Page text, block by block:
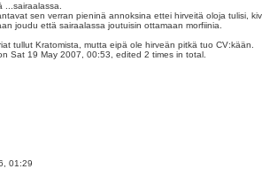
...sairaalassa.
sen verran pieninä annoksina ettei hirveitä oloja tulisi,
joudu että sairaalassa joutuisin ottamaan morfiinia.
tullut Kratomista, mutta eipä ole hirveän pitkä tuo CV:kään.
Sat 19 May 2007, 00:53, edited 2 times in total.
01:29